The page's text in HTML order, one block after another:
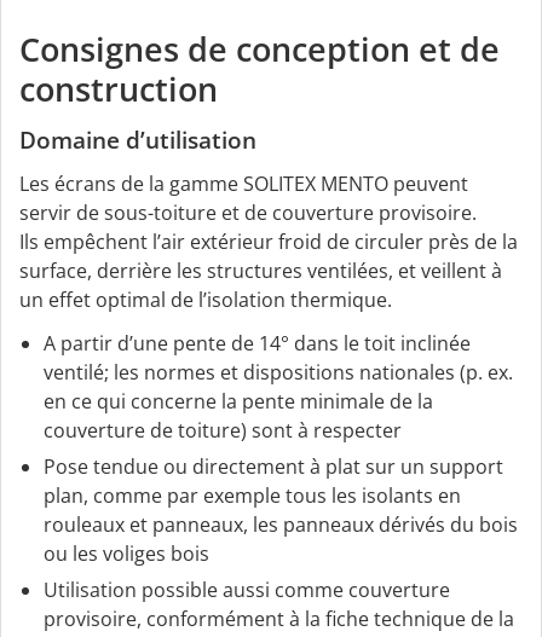
Consignes de conception et de
construction
Domaine d’utilisation
Les écrans de la gamme SOLITEX MENTO peuvent
servir de sous-toiture et de couverture provisoire.
Ils empêchent l’air extérieur froid de circuler près de la
surface, derrière les structures ventilées, et veillent à
un effet optimal de l’isolation thermique.
A partir d’une pente de 14° dans le toit inclinée
ventilé; les normes et dispositions nationales (p. ex.
en ce qui concerne la pente minimale de la
couverture de toiture) sont à respecter
Pose tendue ou directement à plat sur un support
plan, comme par exemple tous les isolants en
rouleaux et panneaux, les panneaux dérivés du bois
ou les voliges bois
Utilisation possible aussi comme couverture
provisoire, conformément à la fiche technique de la